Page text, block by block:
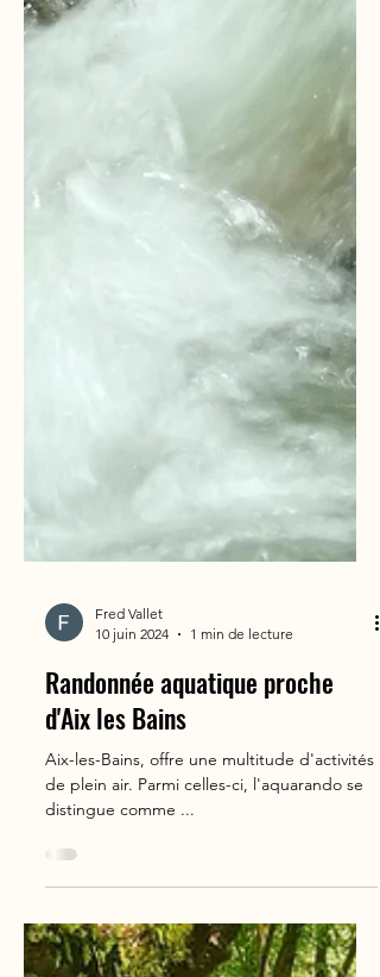
Fred Vallet
10 juin 2024
1 min de lecture
Randonnée aquatique proche
d'Aix les Bains
Aix-les-Bains, offre une multitude d'activités
distingue comme ...